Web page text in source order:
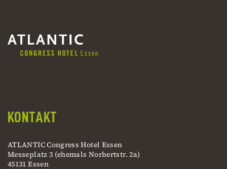
KONTAKT
ATLANTIC Congress Hotel Essen
Messeplatz 3 (ehemals Norbertstr. 2a)
45131 Essen